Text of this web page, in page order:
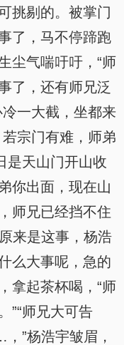
挑剔的。被掌门
了，马不停蹄跑
尘气喘吁吁，“师
了，还有师兄泛
一大截，坐都来
宗门有难，师弟
是天山门开山收
你出面，现在山
师兄已经挡不住
来是这事，杨浩
么大事呢，急的
拿起茶杯喝，“师
”“师兄大可告
”杨浩宇皱眉，